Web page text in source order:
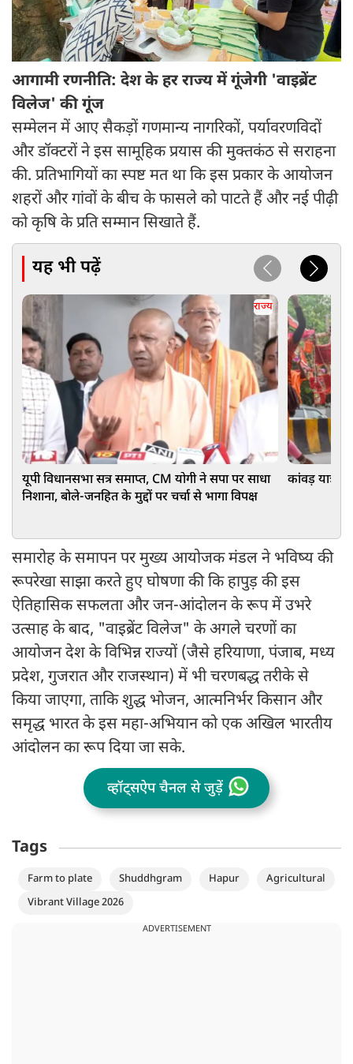
आगामी रणनीति: देश के हर राज्य में गूंजेगी 'वाइब्रेंट
विलेज' की गूंज
सम्मेलन में आए सैकड़ों गणमान्य नागरिकों, पर्यावरणविदों
और डॉक्टरों ने इस सामूहिक प्रयास की मुक्तकंठ से सराहना
की. प्रतिभागियों का स्पष्ट मत था कि इस प्रकार के आयोजन
शहरों और गांवों के बीच के फासले को पाटते हैं और नई पीढ़ी
को कृषि के प्रति सम्मान सिखाते हैं.
यह भी पढ़ें
राज्य
यूपी विधानसभा सत्र समाप्त, CM योगी ने सपा पर साधा
निशाना, बोले-जनहित के मुद्दों पर चर्चा से भागा विपक्ष
कांवड़
समारोह के समापन पर मुख्य आयोजक मंडल ने भविष्य की
रूपरेखा साझा करते हुए घोषणा की कि हापुड़ की इस
ऐतिहासिक सफलता और जन-आंदोलन के रूप में उभरे
उत्साह के बाद, "वाइब्रेंट विलेज" के अगले चरणों का
आयोजन देश के विभिन्न राज्यों (जैसे हरियाणा, पंजाब, मध्य
प्रदेश, गुजरात और राजस्थान) में भी चरणबद्ध तरीके से
किया जाएगा, ताकि शुद्ध भोजन, आत्मनिर्भर किसान और
समृद्ध भारत के इस महा-अभियान को एक अखिल भारतीय
आंदोलन का रूप दिया जा सके.
व्हॉट्सऐप चैनल से जुड़ें
Tags
Farm to plate Shuddhgram Hapur
Agricultural
Vibrant Village 2026
ADVERTISEMENT